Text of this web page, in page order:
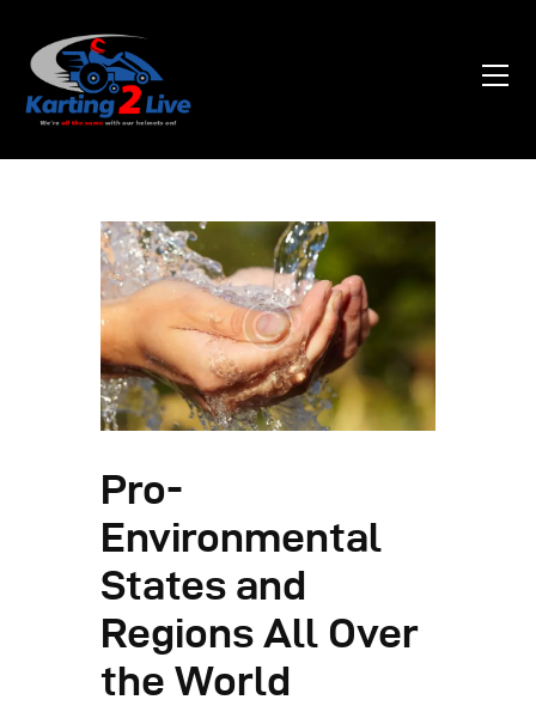
Home
News
Contacts
Pro-
Environmental
States and
Regions All Over
the World